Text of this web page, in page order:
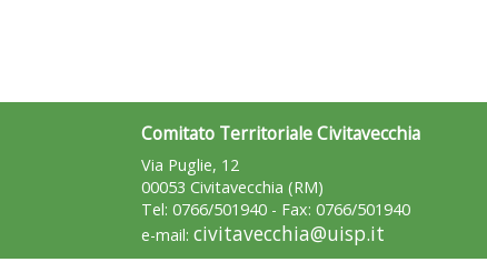
Comitato Territoriale Civitavecchia
Via Puglie, 12
00053 Civitavecchia (RM)
Tel: 0766/501940 - Fax: 0766/501940
e-mail: civitavecchia@uisp.it